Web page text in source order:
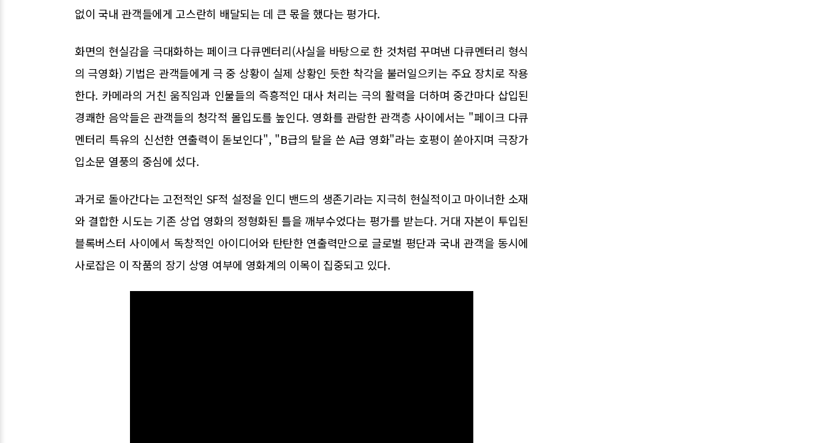
없이 국내 관객들에게 고스란히 배달되는 데 큰 몫을 했다는 평가다.
화면의 현실감을 극대화하는 페이크 다큐멘터리(사실을 바탕으로 한 것처럼 꾸며낸 다큐멘터리 형식
의 극영화) 기법은 관객들에게 극 중 상황이 실제 상황인 듯한 착각을 불러일으키는 주요 장치로 작용
한다. 카메라의 거친 움직임과 인물들의 즉흥적인 대사 처리는 극의 활력을 더하며 중간마다 삽입된
경쾌한 음악들은 관객들의 청각적 몰입도를 높인다. 영화를 관람한 관객층 사이에서는 "페이크 다큐
멘터리 특유의 신선한 연출력이 돋보인다", "B급의 탈을 쓴 A급 영화"라는 호평이 쏟아지며 극장가
입소문 열풍의 중심에 섰다.
과거로 돌아간다는 고전적인 SF적 설정을 인디 밴드의 생존기라는 지극히 현실적이고 마이너한 소재
와 결합한 시도는 기존 상업 영화의 정형화된 틀을 깨부수었다는 평가를 받는다. 거대 자본이 투입된
블록버스터 사이에서 독창적인 아이디어와 탄탄한 연출력만으로 글로벌 평단과 국내 관객을 동시에
사로잡은 이 작품의 장기 상영 여부에 영화계의 이목이 집중되고 있다.